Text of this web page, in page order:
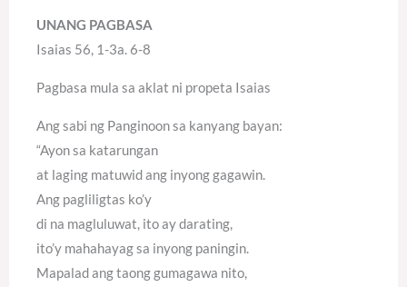
UNANG PAGBASA
Isaias 56, 1-3a. 6-8
Pagbasa mula sa aklat ni propeta Isaias
Ang sabi ng Panginoon sa kanyang bayan:
“Ayon sa katarungan
at laging matuwid ang inyong gagawin.
Ang pagliligtas ko’y
di na magluluwat, ito ay darating,
ito’y mahahayag sa inyong paningin.
Mapalad ang taong gumagawa nito,